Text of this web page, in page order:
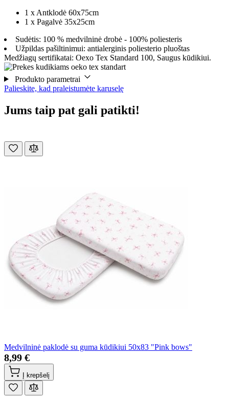
1 x Antklodė 60x75cm
1 x Pagalvė 35x25cm
Sudėtis: 100 % medvilninė drobė - 100% poliesteris
Užpildas pašiltinimui: antialerginis poliesterio pluoštas
Medžiagų sertifikatai: Oexo Tex Standard 100, Saugus kūdikiui.
Produkto parametrai
Palieskite, kad praleistumėte karuselę
Jums taip pat gali patikti!
Medvilninė paklodė su guma kūdikiui 50x83 "Pink bows"
8,99 €
Į krepšelį